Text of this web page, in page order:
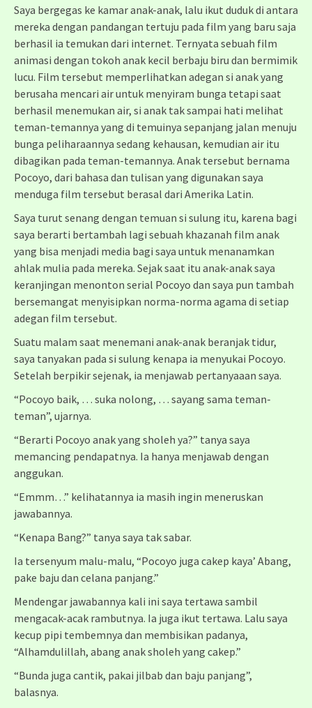
Saya bergegas ke kamar anak-anak, lalu ikut duduk di antara
mereka dengan pandangan tertuju pada film yang baru saja
berhasil ia temukan dari internet. Ternyata sebuah film
animasi dengan tokoh anak kecil berbaju biru dan bermimik
lucu. Film tersebut memperlihatkan adegan si anak yang
berusaha mencari air untuk menyiram bunga tetapi saat
berhasil menemukan air, si anak tak sampai hati melihat
teman-temannya yang di temuinya sepanjang jalan menuju
bunga peliharaannya sedang kehausan, kemudian air itu
dibagikan pada teman-temannya. Anak tersebut bernama
Pocoyo, dari bahasa dan tulisan yang digunakan saya
menduga film tersebut berasal dari Amerika Latin.
Saya turut senang dengan temuan si sulung itu, karena bagi
saya berarti bertambah lagi sebuah khazanah film anak
yang bisa menjadi media bagi saya untuk menanamkan
ahlak mulia pada mereka. Sejak saat itu anak-anak saya
keranjingan menonton serial Pocoyo dan saya pun tambah
bersemangat menyisipkan norma-norma agama di setiap
adegan film tersebut.
Suatu malam saat menemani anak-anak beranjak tidur,
saya tanyakan pada si sulung kenapa ia menyukai Pocoyo.
Setelah berpikir sejenak, ia menjawab pertanyaaan saya.
“Pocoyo baik, … suka nolong, … sayang sama teman-
teman”, ujarnya.
“Berarti Pocoyo anak yang sholeh ya?” tanya saya
memancing pendapatnya. Ia hanya menjawab dengan
anggukan.
“Emmm…” kelihatannya ia masih ingin meneruskan
jawabannya.
“Kenapa Bang?” tanya saya tak sabar.
Ia tersenyum malu-malu, “Pocoyo juga cakep kaya’ Abang,
pake baju dan celana panjang.”
Mendengar jawabannya kali ini saya tertawa sambil
mengacak-acak rambutnya. Ia juga ikut tertawa. Lalu saya
kecup pipi tembemnya dan membisikan padanya,
“Alhamdulillah, abang anak sholeh yang cakep.”
“Bunda juga cantik, pakai jilbab dan baju panjang”,
balasnya.